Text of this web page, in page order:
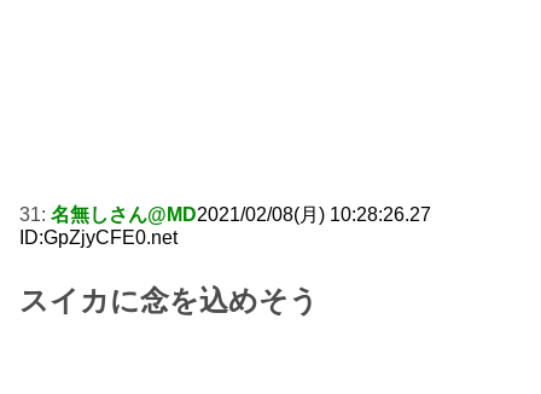
31: 名無しさん@MD2021/02/08(月) 10:28:26.27
ID:GpZjyCFE0.net
スイカに念を込めそう